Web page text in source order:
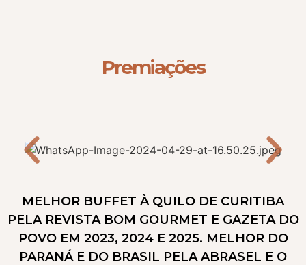
Premiações
MELHOR BUFFET À QUILO DE CURITIBA
PELA REVISTA BOM GOURMET E GAZETA DO
POVO EM 2023, 2024 E 2025. MELHOR DO
PARANÁ E DO BRASIL PELA ABRASEL E O